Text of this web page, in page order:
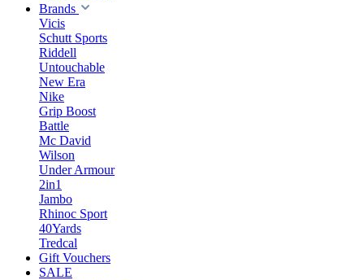
Brands
Vicis
Schutt Sports
Riddell
Untouchable
New Era
Nike
Grip Boost
Battle
Mc David
Wilson
Under Armour
2in1
Jambo
Rhinoc Sport
40Yards
Tredcal
Gift Vouchers
SALE